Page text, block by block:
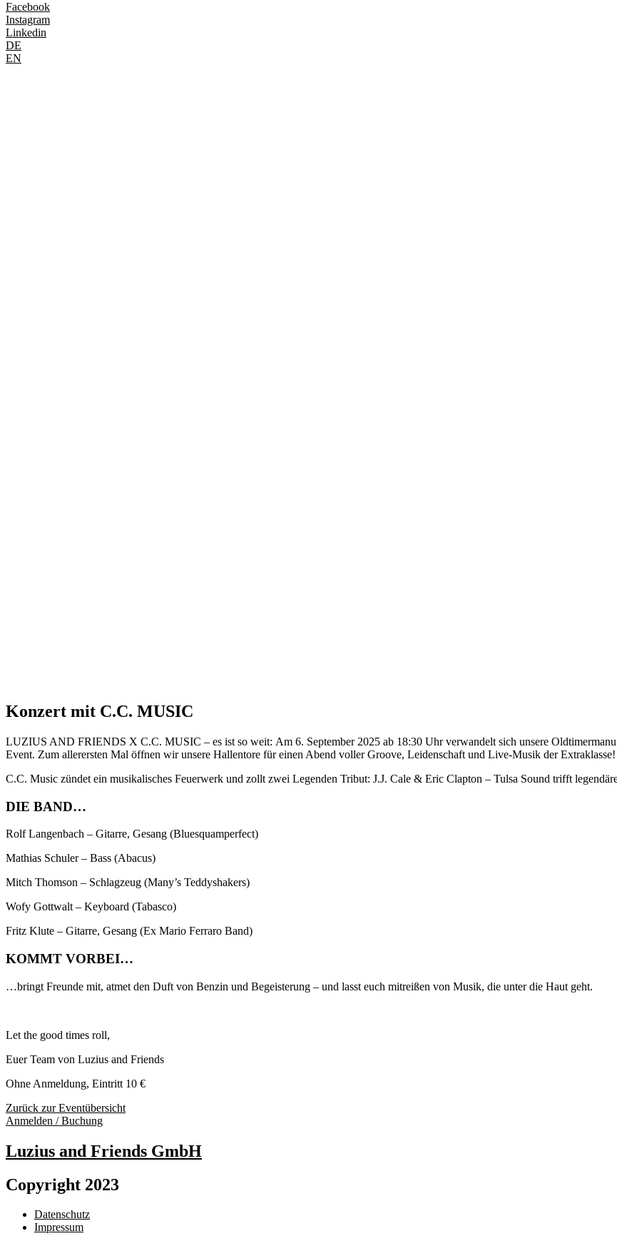
Facebook
Instagram
Linkedin
DE
EN
Konzert mit C.C. MUSIC
LUZIUS AND FRIENDS X C.C. MUSIC – es ist so weit: Am 6. September 2025 ab 18:30 Uhr verwandelt sich unsere
Event. Zum allerersten Mal öffnen wir unsere Hallentore für einen Abend voller Groove, Leidenschaft und Live-Musik der Extraklasse!
C.C. Music zündet ein musikalisches Feuerwerk und zollt zwei Legenden Tribut: J.J. Cale & Eric Clapton – Tulsa Sound trifft
DIE BAND…
Rolf Langenbach – Gitarre, Gesang (Bluesquamperfect)
Mathias Schuler – Bass (Abacus)
Mitch Thomson – Schlagzeug (Many’s Teddyshakers)
Wofy Gottwalt – Keyboard (Tabasco)
Fritz Klute – Gitarre, Gesang (Ex Mario Ferraro Band)
KOMMT VORBEI…
…bringt Freunde mit, atmet den Duft von Benzin und Begeisterung – und lasst euch mitreißen von Musik, die unter die Haut geht.
Let the good times roll,
Euer Team von Luzius and Friends
Ohne Anmeldung, Eintritt 10 €
Zurück zur Eventübersicht
Anmelden / Buchung
Luzius and Friends GmbH
Copyright 2023
Datenschutz
Impressum